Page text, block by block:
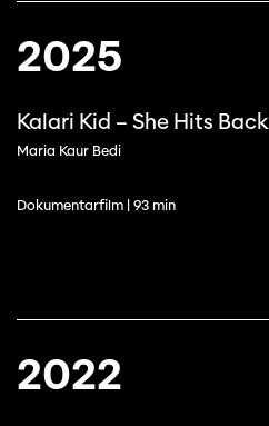
2025
Kalari Kid – She Hits Back
Maria Kaur Bedi
Dokumentarfilm | 93 min
2022